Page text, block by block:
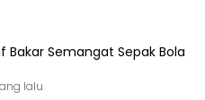
Bakar Semangat Sepak Bola
lalu